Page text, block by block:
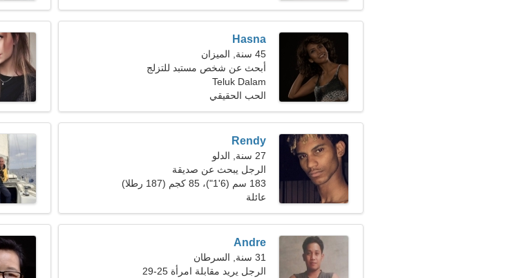
Hasna
45 سنة, الميزان
أبحث عن شخص مستبد للتزلج
Teluk Dalam
الحب الحقيقي
Rendy
27 سنة, الدلو
الرجل يبحث عن صديقة
183 سم (6'1")، 85 كجم (187 رطلا)
عائلة
Andre
31 سنة, السرطان
الرجل يريد مقابلة امرأة 25-29